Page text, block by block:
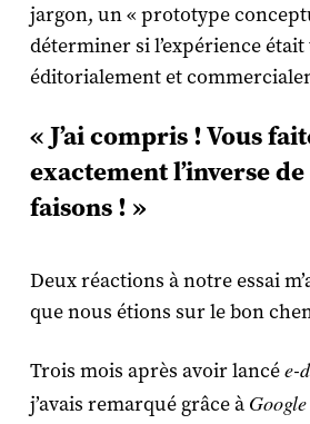
jargon, un « prototype
déterminer si l’expérience
éditorialement et
« J’ai compris ! Vous
exactement l’inverse
faisons ! »
Deux réactions à notre essai
que nous étions sur le bon
Trois mois après avoir lancée-
j’avais remarqué grâce à